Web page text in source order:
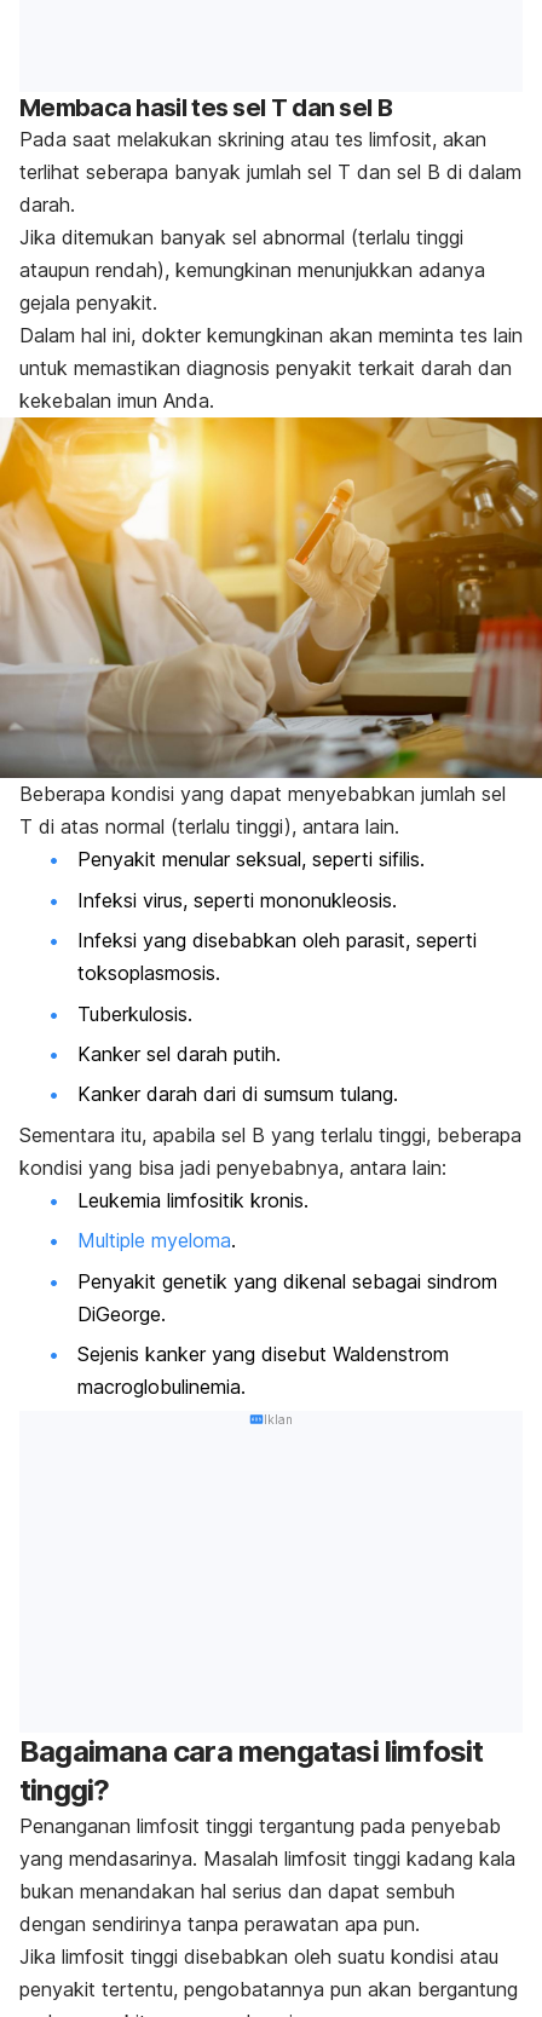
Membaca hasil tes sel T dan sel B
Pada saat melakukan skrining atau tes limfosit, akan
terlihat seberapa banyak jumlah sel T dan sel B di dalam
darah.
Jika ditemukan banyak sel abnormal (terlalu tinggi
ataupun rendah), kemungkinan menunjukkan adanya
gejala penyakit.
Dalam hal ini, dokter kemungkinan akan meminta tes lain
untuk memastikan diagnosis penyakit terkait darah dan
kekebalan imun Anda.
Beberapa kondisi yang dapat menyebabkan jumlah sel
T di atas normal (terlalu tinggi), antara lain.
Penyakit menular seksual, seperti sifilis.
Infeksi virus, seperti mononukleosis.
Infeksi yang disebabkan oleh parasit, seperti
toksoplasmosis.
Tuberkulosis.
Kanker sel darah putih.
Kanker darah dari di sumsum tulang.
Sementara itu, apabila sel B yang terlalu tinggi, beberapa
kondisi yang bisa jadi penyebabnya, antara lain:
Leukemia limfositik kronis.
Multiple myeloma.
Penyakit genetik yang dikenal sebagai sindrom
DiGeorge.
Sejenis kanker yang disebut Waldenstrom
macroglobulinemia.
Iklan
Bagaimana cara mengatasi limfosit
tinggi?
Penanganan limfosit tinggi tergantung pada penyebab
yang mendasarinya. Masalah limfosit tinggi kadang kala
bukan menandakan hal serius dan dapat sembuh
dengan sendirinya tanpa perawatan apa pun.
Jika limfosit tinggi disebabkan oleh suatu kondisi atau
penyakit tertentu, pengobatannya pun akan bergantung